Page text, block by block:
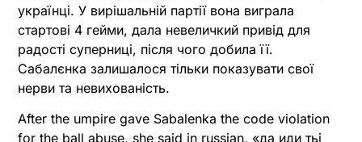
українці. У вирішальній партії вона виграла
стартові 4 гейми, дала невеличкий привід для
радості суперниці, після чого добила її.
Сабалєнка залишалося тільки показувати свої
нерви та невихованість.
After the umpire gave Sabalenka the code violation
for the ball abuse, she said in russian, «да иди тьі